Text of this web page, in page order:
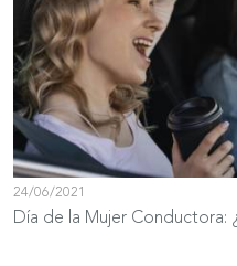
24/06/2021
Día de la Mujer Conductora: